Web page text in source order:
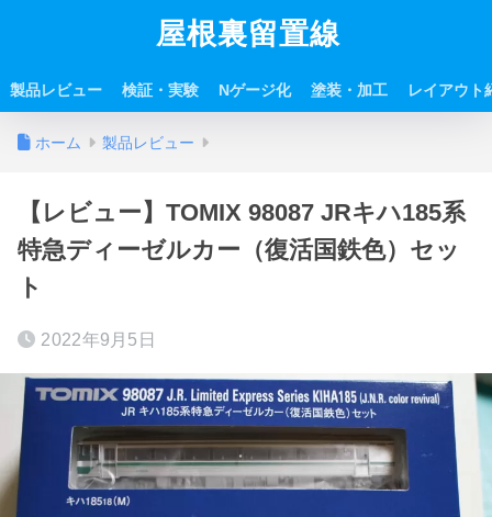
屋根裏留置線
製品レビュー 検証・実験 Nゲージ化 塗装・加工 レイアウト
ホーム 製品レビュー
【レビュー】TOMIX 98087 JRキハ185系
特急ディーゼルカー（復活国鉄色）セッ
ト
2022年9月5日